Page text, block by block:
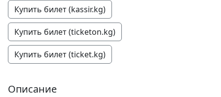
Купить билет (kassir.kg)
Купить билет (ticketon.kg)
Купить билет (ticket.kg)
Описание